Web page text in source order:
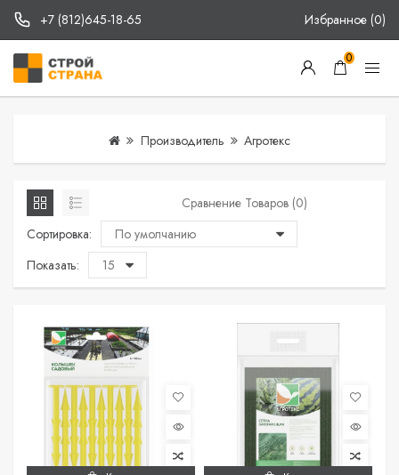
+7 (812)645-18-65 Избранное (0)
0
Производитель Агротекс
Сравнение Товаров (0)
Сортировка:
Показать: